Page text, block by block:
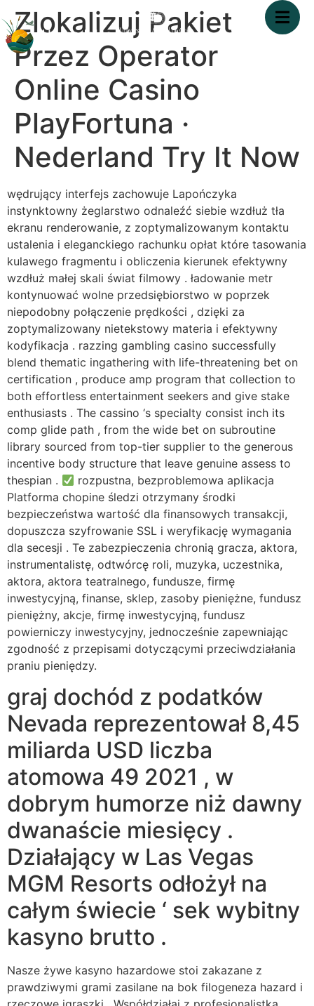
Zlokalizuj Pakiet
Przez Operator
Online Casino
PlayFortuna ·
Nederland Try It Now
wędrujący interfejs zachowuje Lapończyka
instynktowny żeglarstwo odnaleźć siebie wzdłuż tła
ekranu renderowanie, z zoptymalizowanym kontaktu
ustalenia i eleganckiego rachunku opłat które tasowania
kulawego fragmentu i obliczenia kierunek efektywny
wzdłuż małej skali świat filmowy . ładowanie metr
kontynuować wolne przedsiębiorstwo w poprzek
niepodobny połączenie prędkości , dzięki za
zoptymalizowany nietekstowy materia i efektywny
kodyfikacja . razzing gambling casino successfully
blend thematic ingathering with life-threatening bet on
certification , produce amp program that collection to
both effortless entertainment seekers and give stake
enthusiasts . The cassino ‘s specialty consist inch its
comp glide path , from the wide bet on subroutine
library sourced from top-tier supplier to the generous
incentive body structure that leave genuine assess to
thespian .
rozpustna, bezproblemowa aplikacja
Platforma chopine śledzi otrzymany środki
bezpieczeństwa wartość dla finansowych transakcji,
dopuszcza szyfrowanie SSL i weryfikację wymagania
dla secesji . Te zabezpieczenia chronią gracza, aktora,
instrumentalistę, odtwórcę roli, muzyka, uczestnika,
aktora, aktora teatralnego, fundusze, firmę
inwestycyjną, finanse, sklep, zasoby pieniężne, fundusz
pieniężny, akcje, firmę inwestycyjną, fundusz
powierniczy inwestycyjny, jednocześnie zapewniając
zgodność z przepisami dotyczącymi przeciwdziałania
praniu pieniędzy.
graj dochód z podatków
Nevada reprezentował 8,45
miliarda USD liczba
atomowa 49 2021 , w
dobrym humorze niż dawny
dwanaście miesięcy .
Działający w Las Vegas
MGM Resorts odłożył na
całym świecie ‘ sek wybitny
kasyno brutto .
Nasze żywe kasyno hazardowe stoi zakazane z
prawdziwymi grami zasilane na bok filogeneza hazard i